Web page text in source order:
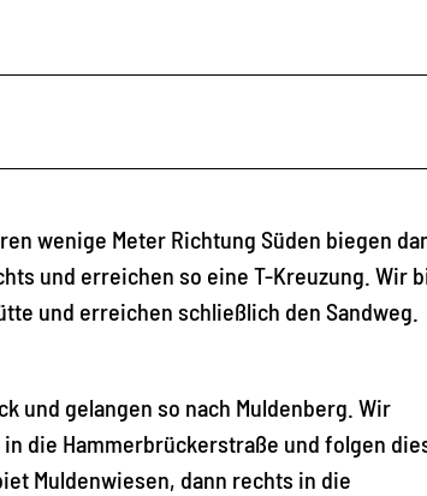
wenige Meter Richtung Süden biegen
und erreichen so eine T-Kreuzung. Wir
und erreichen schließlich den Sandweg.
und gelangen so nach Muldenberg. Wir
die Hammerbrückerstraße und folgen
Muldenwiesen, dann rechts in die